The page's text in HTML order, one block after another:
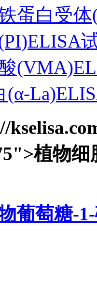
蛋白受
(α-
植物
葡萄糖-